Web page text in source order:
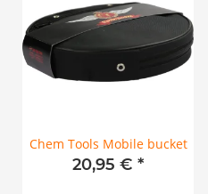
Chem Tools Mobile bucket
20,95 € *